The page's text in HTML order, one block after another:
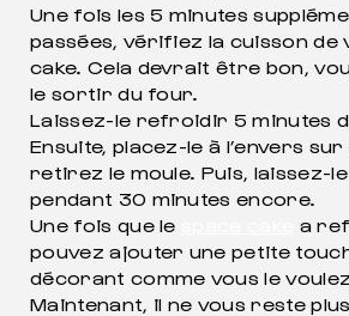
Une fois les 5 minutes
passées, vérifiez la cuisson de
cake. Cela devrait être bon,
le sortir du four.
Laissez-le refroidir 5 minutes
Ensuite, placez-le à l’envers
retirez le moule. Puis, laissez-
pendant 30 minutes encore.
Une fois que le
a
pouvez ajouter une petite
décorant comme vous le voulez.
Maintenant, il ne vous reste